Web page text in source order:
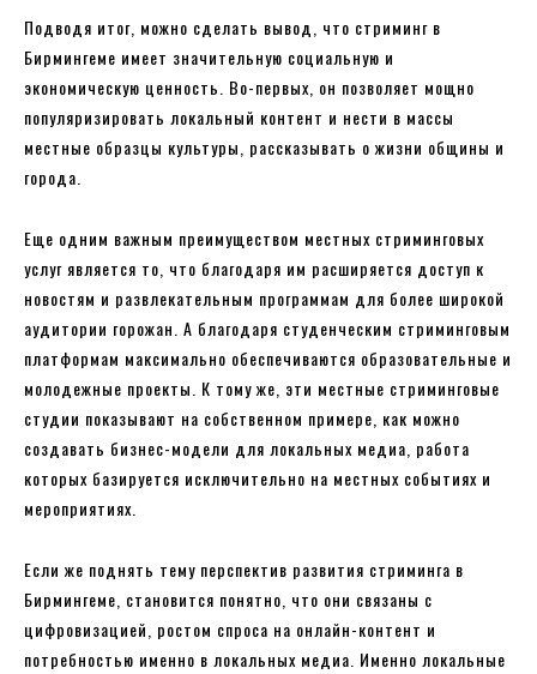
Подводя итог, можно сделать вывод, что стриминг в
Бирмингеме имеет значительную социальную и
экономическую ценность. Во-первых, он позволяет мощно
популяризировать локальный контент и нести в массы
местные образцы культуры, рассказывать о жизни общины и
города.
Еще одним важным преимуществом местных стриминговых
услуг является то, что благодаря им расширяется доступ к
новостям и развлекательным программам для более широкой
аудитории горожан. А благодаря студенческим стриминговым
платформам максимально обеспечиваются образовательные и
молодежные проекты. К тому же, эти местные стриминговые
студии показывают на собственном примере, как можно
создавать бизнес-модели для локальных медиа, работа
которых базируется исключительно на местных событиях и
мероприятиях.
Если же поднять тему перспектив развития стриминга в
Бирмингеме, становится понятно, что они связаны с
цифровизацией, ростом спроса на онлайн-контент и
потребностью именно в локальных медиа. Именно локальные